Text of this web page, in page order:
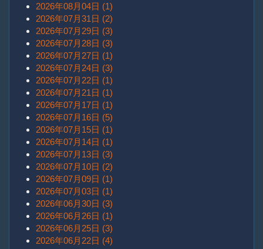
2026年08月04日 (1)
2026年07月31日 (2)
2026年07月29日 (3)
2026年07月28日 (3)
2026年07月27日 (1)
2026年07月24日 (3)
2026年07月22日 (1)
2026年07月21日 (1)
2026年07月17日 (1)
2026年07月16日 (5)
2026年07月15日 (1)
2026年07月14日 (1)
2026年07月13日 (3)
2026年07月10日 (2)
2026年07月09日 (1)
2026年07月03日 (1)
2026年06月30日 (3)
2026年06月26日 (1)
2026年06月25日 (3)
2026年06月22日 (4)